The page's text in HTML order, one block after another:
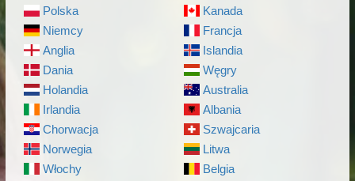
Polska
Niemcy
Anglia
Dania
Holandia
Irlandia
Chorwacja
Norwegia
Włochy
Kanada
Francja
Islandia
Węgry
Australia
Albania
Szwajcaria
Litwa
Belgia